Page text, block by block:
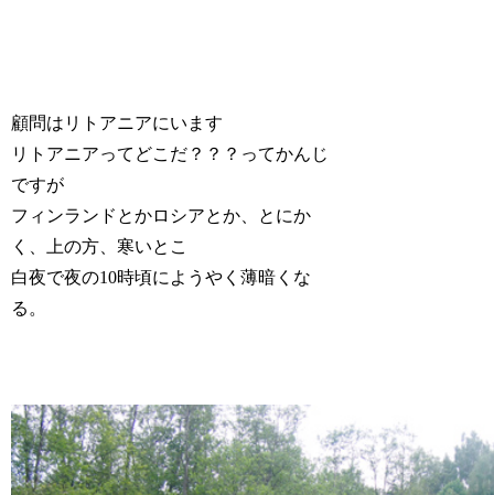
顧問はリトアニアにいます
リトアニアってどこだ？？？ってかんじ
ですが
フィンランドとかロシアとか、とにか
く、上の方、寒いとこ
白夜で夜の10時頃にようやく薄暗くな
る。